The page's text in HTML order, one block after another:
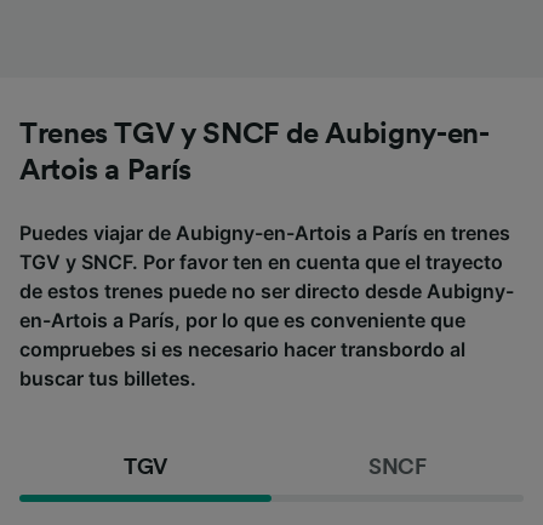
Trenes TGV y SNCF de Aubigny-en-
Artois a París
Puedes viajar de Aubigny-en-Artois a París en trenes
TGV y SNCF. Por favor ten en cuenta que el trayecto
de estos trenes puede no ser directo desde Aubigny-
en-Artois a París, por lo que es conveniente que
compruebes si es necesario hacer transbordo al
buscar tus billetes.
TGV SNCF